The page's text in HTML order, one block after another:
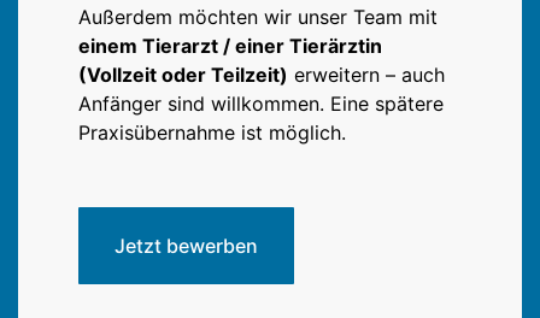
Außerdem möchten wir unser Team mit
einem Tierarzt / einer Tierärztin
(Vollzeit oder Teilzeit) erweitern – auch
Anfänger sind willkommen. Eine spätere
Praxisübernahme ist möglich.
Jetzt bewerben